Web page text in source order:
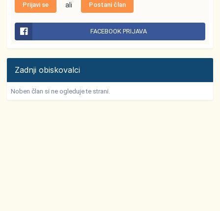
Prijavi se ali Postani član
FACEBOOK PRIJAVA
Zadnji obiskovalci
Noben član si ne ogleduje te strani.